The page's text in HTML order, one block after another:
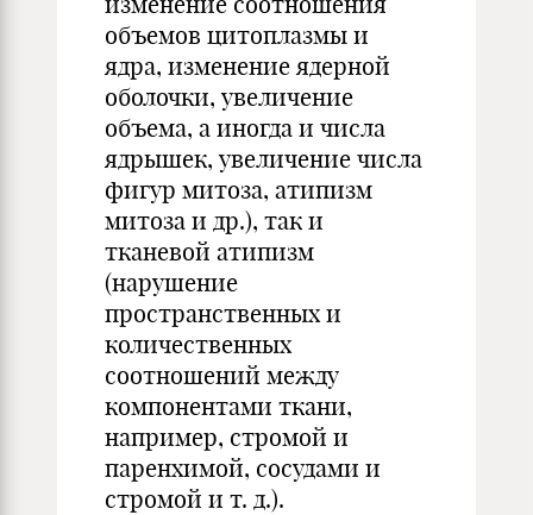
объемов цитоплазмы и
ядра, изменение ядерной
оболочки, увеличение
объема, а иногда и числа
ядрышек, увеличение числа
фигур митоза, атипизм
митоза и др.), так и
тканевой атипизм
(нарушение
пространственных и
количественных
соотношений между
компонентами ткани,
например, стромой и
паренхимой, сосудами и
стромой и т. д.).